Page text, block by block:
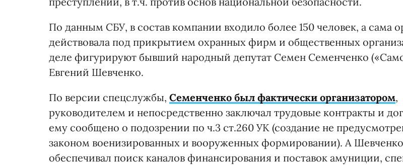
По данным СБУ, в состав компании входило более 150 человек, а сама
действовала под прикрытием охранных фирм и общественных
деле фигурируют бывший народный депутат Семен Семенченко
Евгений Шевченко.
По версии спецслужбы, Семенченко был фактически организатором,
руководителем и непосредственно заключал трудовые контракты и
ему сообщено о подозрении по ч.3 ст.260 УК (создание не
законом военизированных и вооруженных формировании). А
обеспечивал поиск каналов финансирования и поставок амуниции,